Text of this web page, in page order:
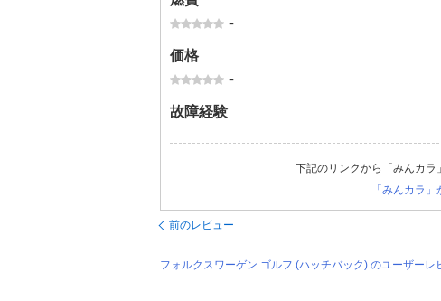
-
価格
-
故障経験
下記のリンクから「みんカラ
「みんカラ
前のレビュー
フォルクスワーゲン ゴルフ (ハッチバック) のユーザー